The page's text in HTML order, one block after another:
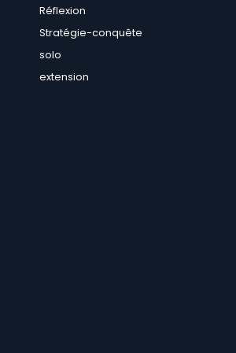
Réflexion
Stratégie-conquête
solo
extension